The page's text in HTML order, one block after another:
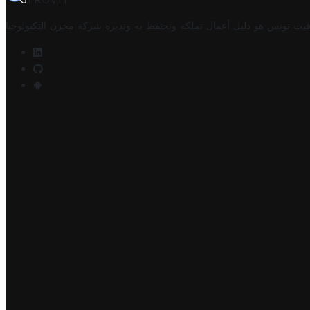
تونس هو دليل أعمال تملكه وتحتفظ به وتديره شركة مخزن التكنولوجيا